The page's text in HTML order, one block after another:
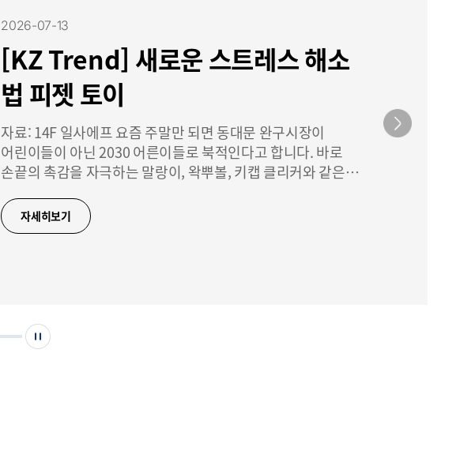
2026-07-13
[KZ Trend] 새로운 스트레스 해소
법 피젯 토이
자료: 14F 일사에프 요즘 주말만 되면 동대문 완구시장이
어린이들이 아닌 2030 어른이들로 북적인다고 합니다. 바로
손끝의 촉감을 자극하는 말랑이, 왁뿌볼, 키캡 클리커와 같은
만지고, 부수는 단순한 행동만으로도
자세히보기